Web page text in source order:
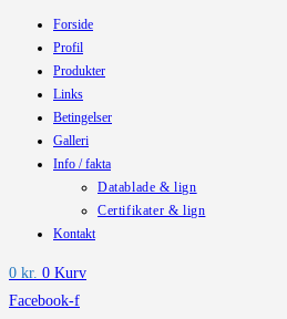
Forside
Profil
Produkter
Links
Betingelser
Galleri
Info / fakta
Datablade & lign
Certifikater & lign
Kontakt
0 kr. 0 Kurv
Facebook-f